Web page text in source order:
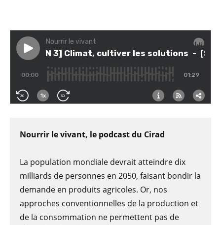
Nourrir le vivant, le podcast du Cirad
La population mondiale devrait atteindre dix
milliards de personnes en 2050, faisant bondir la
demande en produits agricoles. Or, nos
approches conventionnelles de la production et
de la consommation ne permettent pas de